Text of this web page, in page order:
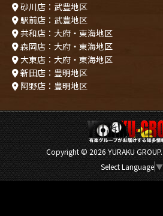
砂川店：武豊地区
駅前店：武豊地区
共和店：大府・東海地区
森岡店：大府・東海地区
大東店：大府・東海地区
新田店：豊明地区
阿野店：豊明地区
Copyright ©2026 YURAKU
Select Language ▼